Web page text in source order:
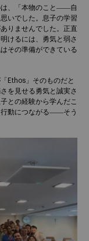
は、「本物のこと――自
いでした。息子の学習
りませんでした。正直
けるには、勇気と弱さ
その準備ができている
Ethos」そのものだと
を見せる勇気と誠実さ
との経験から学んだこ
行動につながる――そう